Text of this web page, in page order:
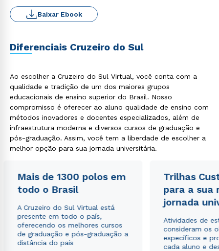
Baixar Ebook
Diferenciais Cruzeiro do Sul
Ao escolher a Cruzeiro do Sul Virtual, você conta com a
qualidade e tradição de um dos maiores grupos
educacionais de ensino superior do Brasil. Nosso
compromisso é oferecer ao aluno qualidade de ensino com
métodos inovadores e docentes especializados, além de
infraestrutura moderna e diversos cursos de graduação e
pós-graduação. Assim, você tem a liberdade de escolher a
melhor opção para sua jornada universitária.
Mais de 1300 polos em
todo o Brasil
A Cruzeiro do Sul Virtual está
presente em todo o país,
oferecendo os melhores cursos
de graduação e pós-graduação a
distância do país
Trilhas
para a sua
jornada
Atividades de
consideram os
específicos e
cada aluno e
Rápido e fácil
WhatsApp